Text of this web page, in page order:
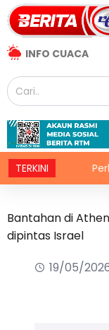
INFO CUACA
TERKINI
Bantahan di
dipintas Israel
19/05/